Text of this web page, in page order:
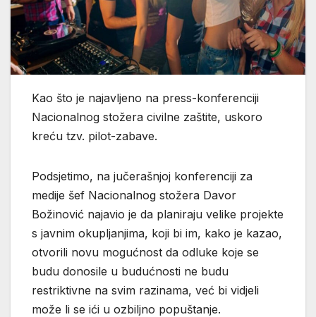
Kao što je najavljeno na press-konferenciji
Nacionalnog stožera civilne zaštite, uskoro
kreću tzv. pilot-zabave.
Podsjetimo, na jučerašnjoj konferenciji za
medije šef Nacionalnog stožera Davor
Božinović najavio je da planiraju velike projekte
s javnim okupljanjima, koji bi im, kako je kazao,
otvorili novu mogućnost da odluke koje se
budu donosile u budućnosti ne budu
restriktivne na svim razinama, već bi vidjeli
može li se ići u ozbiljno popuštanje.